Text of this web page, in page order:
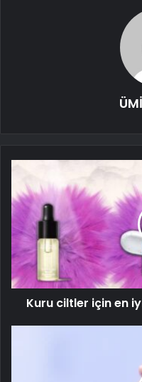
Kuru ciltler için en